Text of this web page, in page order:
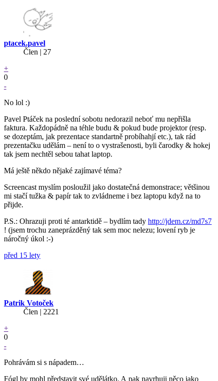
ptacek.pavel
Člen | 27
+
0
-
No lol :)
Pavel Ptáček na poslední sobotu nedorazil neboť mu nepřišla
faktura. Každopádně na téhle budu & pokud bude projektor (resp.
se dozeptám, jak prezentace standartně probíhahjí etc.), tak rád
prezentačku udělám – není to o vystrašenosti, byli čarodky & hokej
tak jsem nechtěl sebou tahat laptop.
Má ještě někdo nějaké zajímavé téma?
Screencast myslím posloužil jako dostatečná demonstrace; většinou
mi stačí tužka & papír tak to zvládneme i bez laptopu když na to
přijde.
P.S.: Ohrazuji proti té antarktidě – bydlím tady http://jdem.cz/md7s7
! (jsem trochu zaneprázděný tak sem moc nelezu; lovení ryb je
náročný úkol :-)
před 15 lety
Patrik Votoček
Člen | 2221
+
0
-
Pohrávám si s nápadem…
Fógl by mohl představit své udělátko. A pak navrhuji něco jako